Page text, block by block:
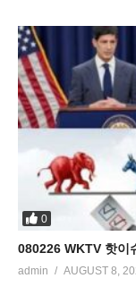
0
080226 WKTV 핫이
admin AUGUST 8,